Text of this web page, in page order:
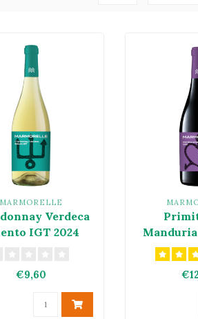
MARMORELLE
Verdeca
IGT 2024
€9,60
Manduria